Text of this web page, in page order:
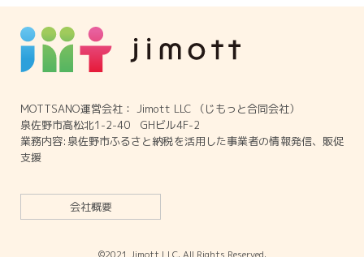
MOTTSANO運営会社： Jimott LLC （じもっと合同会社）
泉佐野市高松北1-2-40 GHビル4F-2
業務内容:泉佐野市ふるさと納税を活用した事業者の情報発信、販促
支援
会社概要